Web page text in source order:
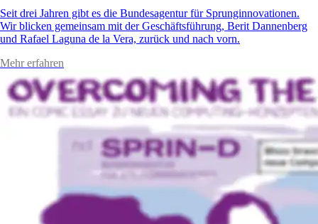
Seit drei Jahren gibt es die Bundesagentur für Sprunginnovationen.
Wir blicken gemeinsam mit der Geschäftsführung, Berit Dannenberg
und Rafael Laguna de la Vera, zurück und nach vorn.
Mehr erfahren